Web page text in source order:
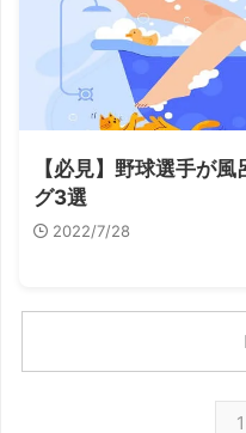
【必見】野球選手が
グ3選
2022/7/28
1